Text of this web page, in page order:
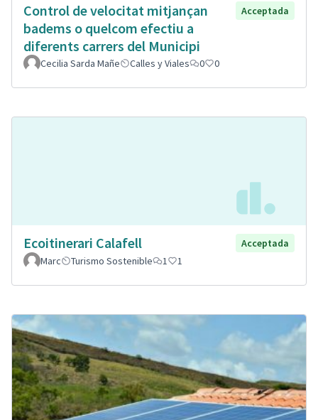
Control de velocitat mitjançan
badems o quelcom efectiu a
diferents carrers del Municipi
Acceptada
Cecilia Sarda Mañe Calles y Viales 0 0
Ecoitinerari Calafell
Acceptada
Marc
Turismo Sostenible 1 1